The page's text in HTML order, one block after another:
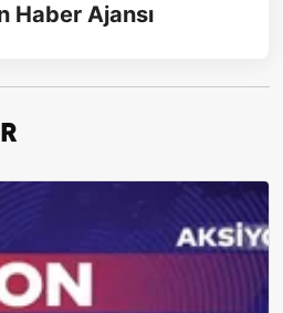
Haber Ajansı